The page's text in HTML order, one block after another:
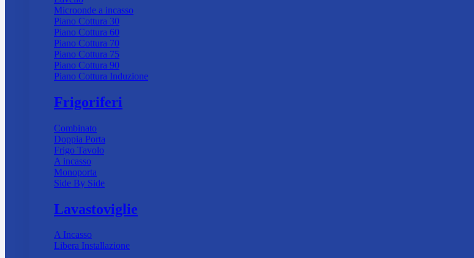
Microonde a incasso
Piano Cottura 30
Piano Cottura 60
Piano Cottura 70
Piano Cottura 75
Piano Cottura 90
Piano Cottura Induzione
Frigoriferi
Combinato
Doppia Porta
Frigo Tavolo
A incasso
Monoporta
Side By Side
Lavastoviglie
A Incasso
Libera Installazione